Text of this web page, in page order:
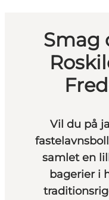
Smag
Vil du på
samlet en
bagerier i